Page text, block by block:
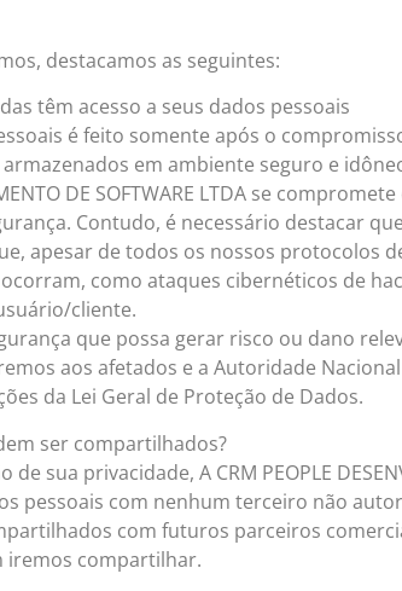
destacamos as seguintes:
têm acesso a seus dados pessoais
é feito somente após o
armazenados em ambiente seguro e
DE SOFTWARE LTDA se
Contudo, é necessário destacar
apesar de todos os nossos protocolos
como ataques cibernéticos de
cliente.
que possa gerar risco ou dano
aos afetados e a Autoridade
da Lei Geral de Proteção de Dados.
ser compartilhados?
sua privacidade, A CRM PEOPLE
pessoais com nenhum terceiro não
com futuros parceiros
iremos compartilhar.